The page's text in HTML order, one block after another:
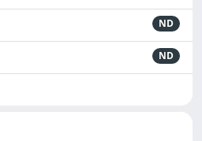
ND
ND